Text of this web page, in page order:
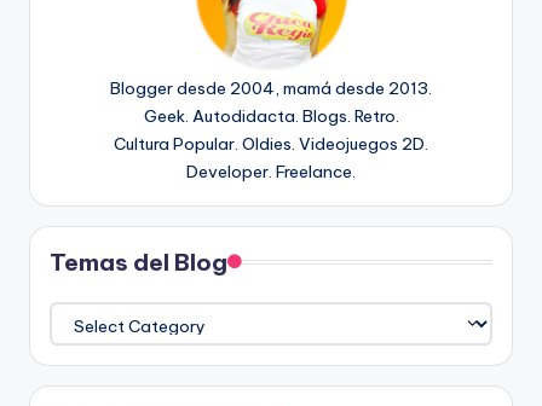
Blogger desde 2004, mamá desde 2013.
Geek. Autodidacta. Blogs. Retro.
Cultura Popular. Oldies. Videojuegos 2D.
Developer. Freelance.
Temas del Blog
Temas
del
Blog